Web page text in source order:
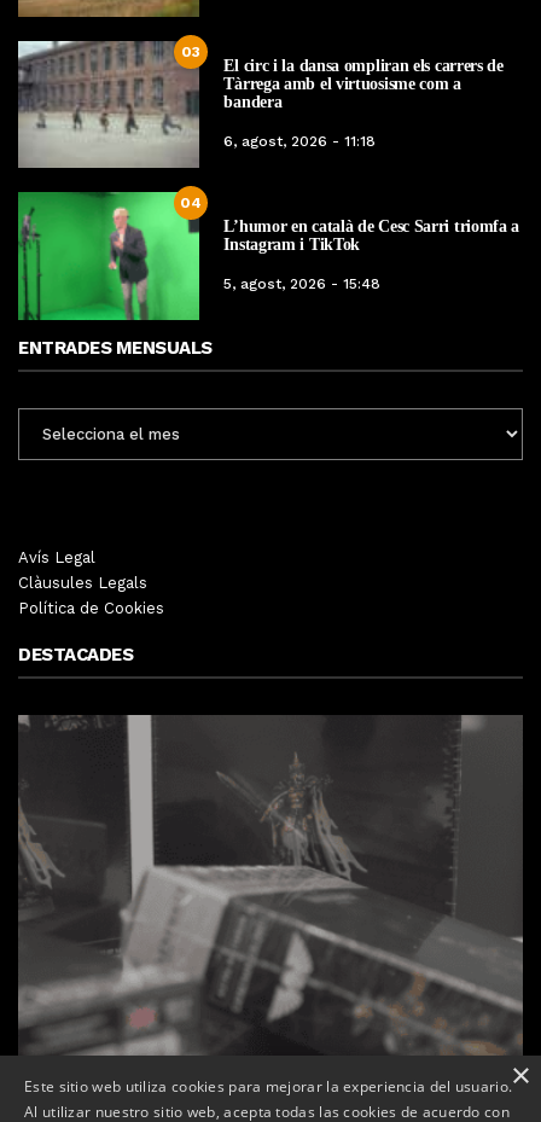
03
El circ i la dansa ompliran els carrers de
Tàrrega amb el virtuosisme com a
bandera
6, agost, 2026 - 11:18
04
L’humor en català de Cesc Sarri triomfa a
Instagram i TikTok
5, agost, 2026 - 15:48
ENTRADES MENSUALS
MENSUALS
Avís Legal
Clàusules Legals
Política de Cookies
DESTACADES
×
Este sitio web utiliza cookies para mejorar la experiencia del usuario.
Al utilizar nuestro sitio web, acepta todas las cookies de acuerdo con